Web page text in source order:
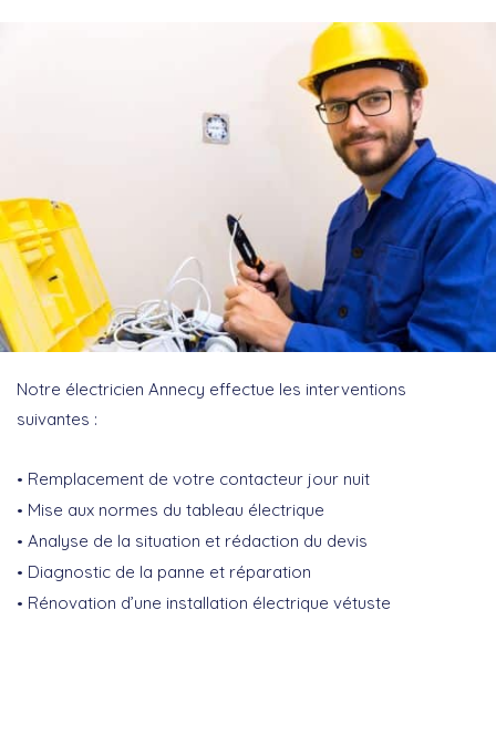
Notre électricien Annecy effectue les interventions
suivantes :
Remplacement de votre contacteur jour nuit
Mise aux normes du tableau électrique
Analyse de la situation et rédaction du devis
Diagnostic de la panne et réparation
Rénovation d’une installation électrique vétuste